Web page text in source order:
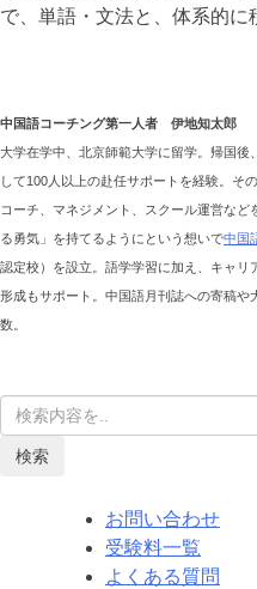
で、単語・文法と、体系的に
中国語コーチング第一人者 伊地知太郎
大学在学中、北京師範大学に留学。帰国後
して100人以上の赴任サポートを経験。そ
コーチ、マネジメント、スクール運営な
る勇気」を持てるようにという想いで中国
認定校）を設立。語学学習に加え、キャ
形成もサポート。中国語月刊誌への寄稿
数。
検索
お問い合わせ
受験料一覧
よくある質問